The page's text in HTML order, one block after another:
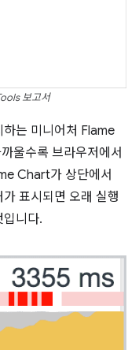
보고서
는 미니어처 Flame
울수록 브라우저에서
Chart가 상단에서
표시되면 오래 실행
입니다.